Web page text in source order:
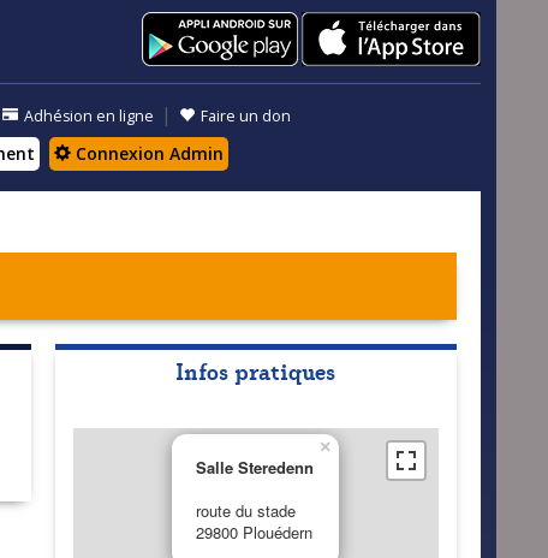
Adhésion en ligne | Faire un don
Connexion Admin
Infos pratiques
Salle Steredenn
route du stade
29800 Plouédern
×